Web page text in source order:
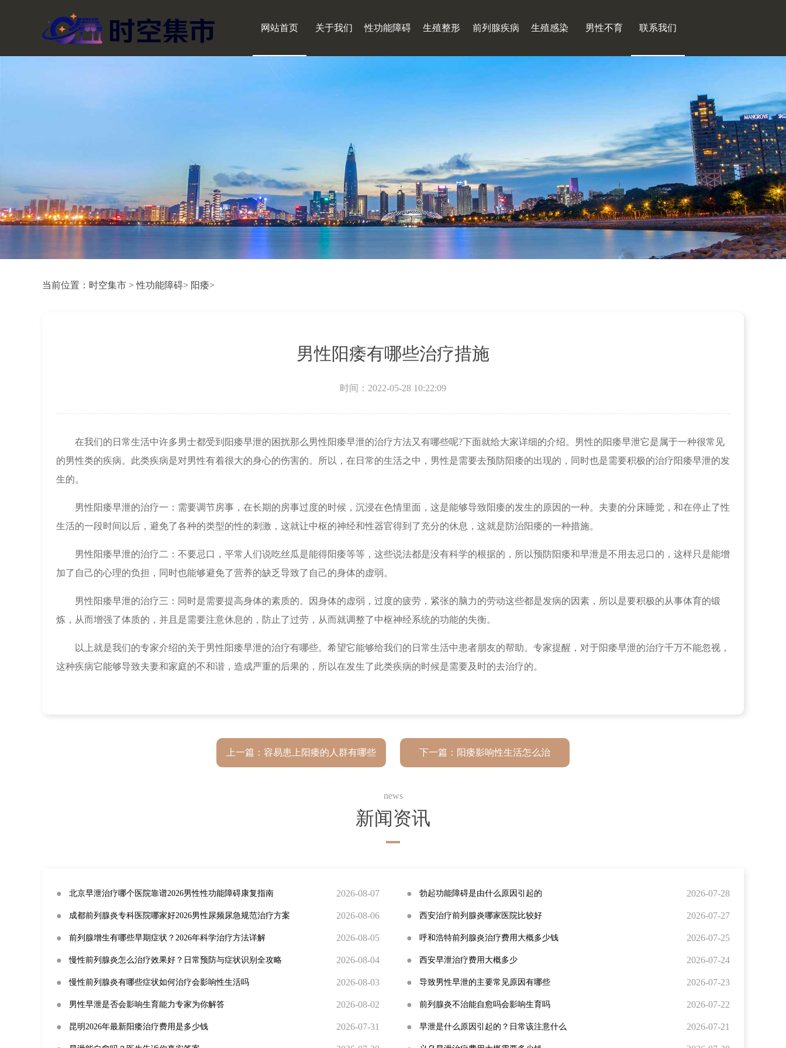
网站首页 关于我们 性功能障碍 生殖整形 前列腺疾病 生殖感染 男性不育 联系我们
当前位置： 时空集市 >性功能障碍> 阳痿>
男性阳痿有哪些治疗措施
时间：2022-05-28 10:22:09
在我们的日常生活中许多男士都受到阳痿早泄的困扰那么男性阳痿早泄的治疗方法又有哪些呢?下面就给大家详细的介绍。男性的阳痿早泄它是属于一种很常见
的男性类的疾病。此类疾病是对男性有着很大的身心的伤害的。所以，在日常的生活之中，男性是需要去预防阳痿的出现的，同时也是需要积极的治疗阳痿早泄的发
生的。
男性阳痿早泄的治疗一：需要调节房事，在长期的房事过度的时候，沉浸在色情里面，这是能够导致阳痿的发生的原因的一种。夫妻的分床睡觉，和在停止了性
生活的一段时间以后，避免了各种的类型的性的刺激，这就让中枢的神经和性器官得到了充分的休息，这就是防治阳痿的一种措施。
男性阳痿早泄的治疗二：不要忌口，平常人们说吃丝瓜是能得阳痿等等，这些说法都是没有科学的根据的，所以预防阳痿和早泄是不用去忌口的，这样只是能增
加了自己的心理的负担，同时也能够避免了营养的缺乏导致了自己的身体的虚弱。
男性阳痿早泄的治疗三：同时是需要提高身体的素质的。因身体的虚弱，过度的疲劳，紧张的脑力的劳动这些都是发病的因素，所以是要积极的从事体育的锻
炼，从而增强了体质的，并且是需要注意休息的，防止了过劳，从而就调整了中枢神经系统的功能的失衡。
以上就是我们的专家介绍的关于男性阳痿早泄的治疗有哪些。希望它能够给我们的日常生活中患者朋友的帮助。专家提醒，对于阳痿早泄的治疗千万不能忽视，
这种疾病它能够导致夫妻和家庭的不和谐，造成严重的后果的，所以在发生了此类疾病的时候是需要及时的去治疗的。
上一篇： 容易患上阳痿的人群有哪些 下一篇： 阳痿影响性生活怎么治
news
新闻资讯
● 北京早泄治疗哪个医院靠谱2026男性性功能障碍康复指南 2026-08-07
● 成都前列腺炎专科医院哪家好2026男性尿频尿急规范治疗方案 2026-08-06
● 前列腺增生有哪些早期症状？2026年科学治疗方法详解 2026-08-05
● 慢性前列腺炎怎么治疗效果好？日常预防与症状识别全攻略 2026-08-04
● 慢性前列腺炎有哪些症状如何治疗会影响性生活吗 2026-08-03
● 男性早泄是否会影响生育能力专家为你解答 2026-08-02
● 昆明2026年最新阳痿治疗费用是多少钱 2026-07-31
● 勃起功能障碍是由什么原因引起的 2026-07-28
● 西安治疗前列腺炎哪家医院比较好 2026-07-27
● 呼和浩特前列腺炎治疗费用大概多少钱 2026-07-25
● 西安早泄治疗费用大概多少 2026-07-24
● 导致男性早泄的主要常见原因有哪些 2026-07-23
● 前列腺炎不治能自愈吗会影响生育吗 2026-07-22
● 早泄是什么原因引起的？日常该注意什么 2026-07-21